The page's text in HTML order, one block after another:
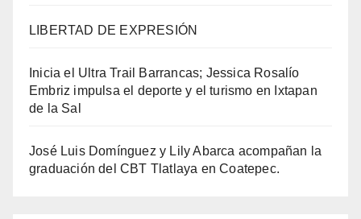
LIBERTAD DE EXPRESIÓN
Inicia el Ultra Trail Barrancas; Jessica Rosalío
Embriz impulsa el deporte y el turismo en Ixtapan
de la Sal
José Luis Domínguez y Lily Abarca acompañan la
graduación del CBT Tlatlaya en Coatepec.